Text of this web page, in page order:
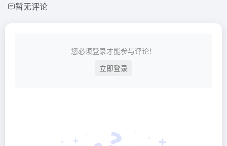
暂无评论
您必须登录才能参与评论！
立即登录